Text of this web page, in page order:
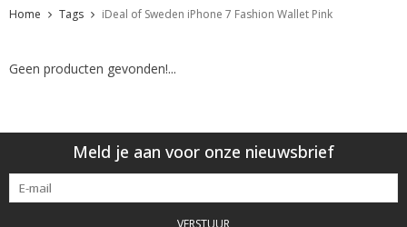
Home Tags iDeal of Sweden iPhone 7 Fashion Wallet Pink
Geen producten gevonden!...
Meld je aan voor onze nieuwsbrief
VERSTUUR